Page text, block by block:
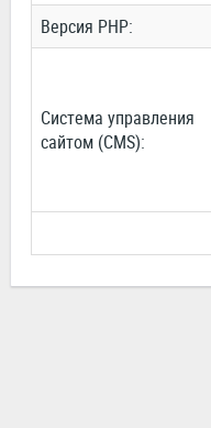
Версия PHP:
Система управления
сайтом (CMS):